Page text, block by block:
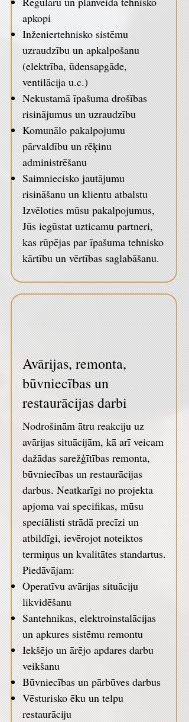
apkopi
Inženiertehnisko sistēmu
uzraudzību un apkalpošanu
(elektrība, ūdensapgāde,
ventilācija u.c.)
Nekustamā īpašuma drošības
risinājumus un uzraudzību
Komunālo pakalpojumu
pārvaldību un rēķinu
administrēšanu
Saimniecisko jautājumu
risināšanu un klientu atbalstu
Izvēloties mūsu pakalpojumus,
Jūs iegūstat uzticamu partneri,
kas rūpējas par īpašuma tehnisko
kārtību un vērtības saglabāšanu.
Avārijas, remonta,
būvniecības un
restaurācijas darbi
Nodrošinām ātru reakciju uz
avārijas situācijām, kā arī veicam
dažādas sarežģītības remonta,
būvniecības un restaurācijas
darbus. Neatkarīgi no projekta
apjoma vai specifikas, mūsu
speciālisti strādā precīzi un
atbildīgi, ievērojot noteiktos
termiņus un kvalitātes standartus.
Piedāvājam:
Operatīvu avārijas situāciju
likvidēšanu
Santehnikas, elektroinstalācijas
un apkures sistēmu remontu
Iekšējo un ārējo apdares darbu
veikšanu
Būvniecības un pārbūves darbus
Vēsturisko ēku un telpu
restaurāciju